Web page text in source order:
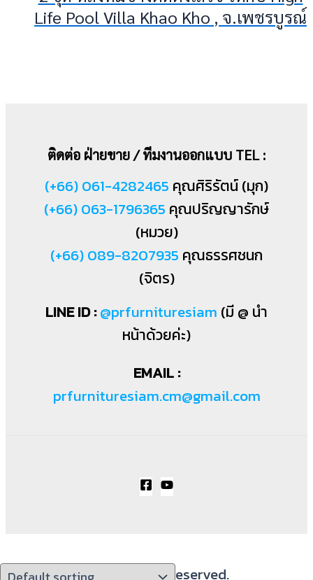
Life Pool Villa Khao Kho , จ.เพชรบูรณ์
ติดต่อ ฝ่ายขาย / ทีมงานออกแบบ TEL :
(+66) 061-4282465 คุณศิริรัตน์ (มุก)
(+66) 063-1796365 คุณปริญญารักษ์
(หมวย)
(+66) 089-8207935 คุณธรรศชนก
(จิตร)
LINE ID :@prfurnituresiam (มี @ นำ
หน้าด้วยค่ะ)
EMAIL :
prfurnituresiam.cm@gmail.com
PRWoodWorks All Rights Reserved.